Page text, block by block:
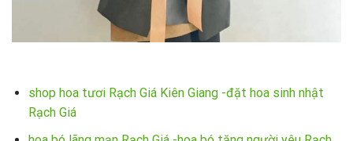
shop hoa tươi Rạch Giá Kiên Giang -đặt hoa sinh nhật
Rạch Giá